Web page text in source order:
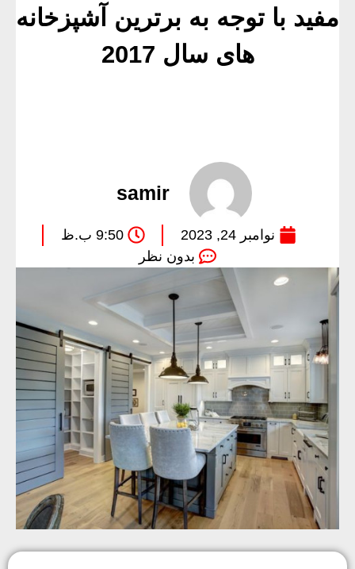
مفید با توجه به برترین آشپزخانه
های سال 2017
samir
نوامبر 24, 2023
9:50 ب.ظ
بدون نظر